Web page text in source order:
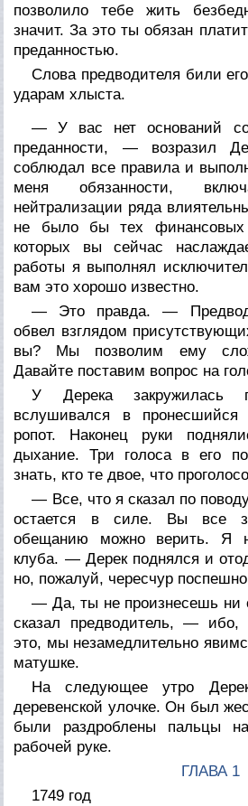
позволило тебе жить
значит. За это ты обязан
преданностью.
Слова предводителя били
ударам хлыста.
— У вас нет оснований
преданности, — возразил
соблюдал все правила и
меня обязанности,
нейтрализации ряда
не было бы тех финансовых
которых вы сейчас
работы я выполнял
вам это хорошо известно.
— Это правда. —
обвел взглядом
вы? Мы позволим ему
Давайте поставим вопрос на
У Дерека закружилась
вслушивался в
ропот. Наконец руки
дыхание. Три голоса в его
знать, кто те двое, что
— Все, что я сказал по
остается в силе. Вы все
обещанию можно верить. Я
клуба. — Дерек поднялся и
но, пожалуй, чересчур
— Да, ты не произнесешь ни
сказал предводитель, —
это, мы незамедлительно
матушке.
На следующее утро
деревенской улочке. Он был
были раздроблены пальцы
рабочей руке.
ГЛАВА 1
1749 год